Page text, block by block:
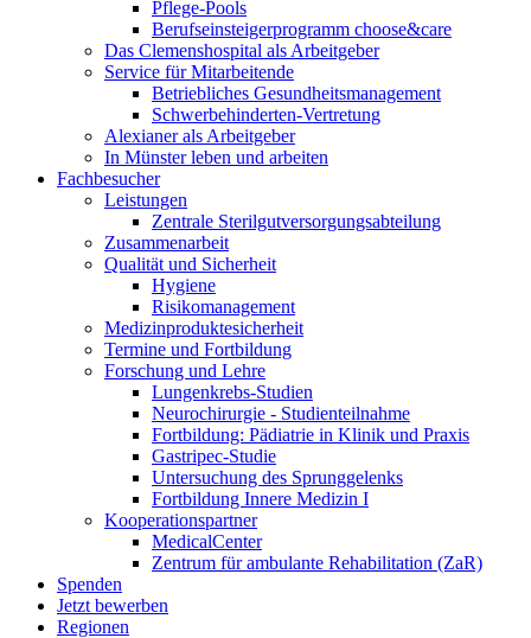
Pflege-Pools
Berufseinsteigerprogramm choose&care
Das Clemenshospital als Arbeitgeber
Service für Mitarbeitende
Betriebliches Gesundheitsmanagement
Schwerbehinderten-Vertretung
Alexianer als Arbeitgeber
In Münster leben und arbeiten
Fachbesucher
Leistungen
Zentrale Sterilgutversorgungsabteilung
Zusammenarbeit
Qualität und Sicherheit
Hygiene
Risikomanagement
Medizinproduktesicherheit
Termine und Fortbildung
Forschung und Lehre
Lungenkrebs-Studien
Neurochirurgie - Studienteilnahme
Fortbildung: Pädiatrie in Klinik und Praxis
Gastripec-Studie
Untersuchung des Sprunggelenks
Fortbildung Innere Medizin I
Kooperationspartner
MedicalCenter
Zentrum für ambulante Rehabilitation (ZaR)
Spenden
Jetzt bewerben
Regionen